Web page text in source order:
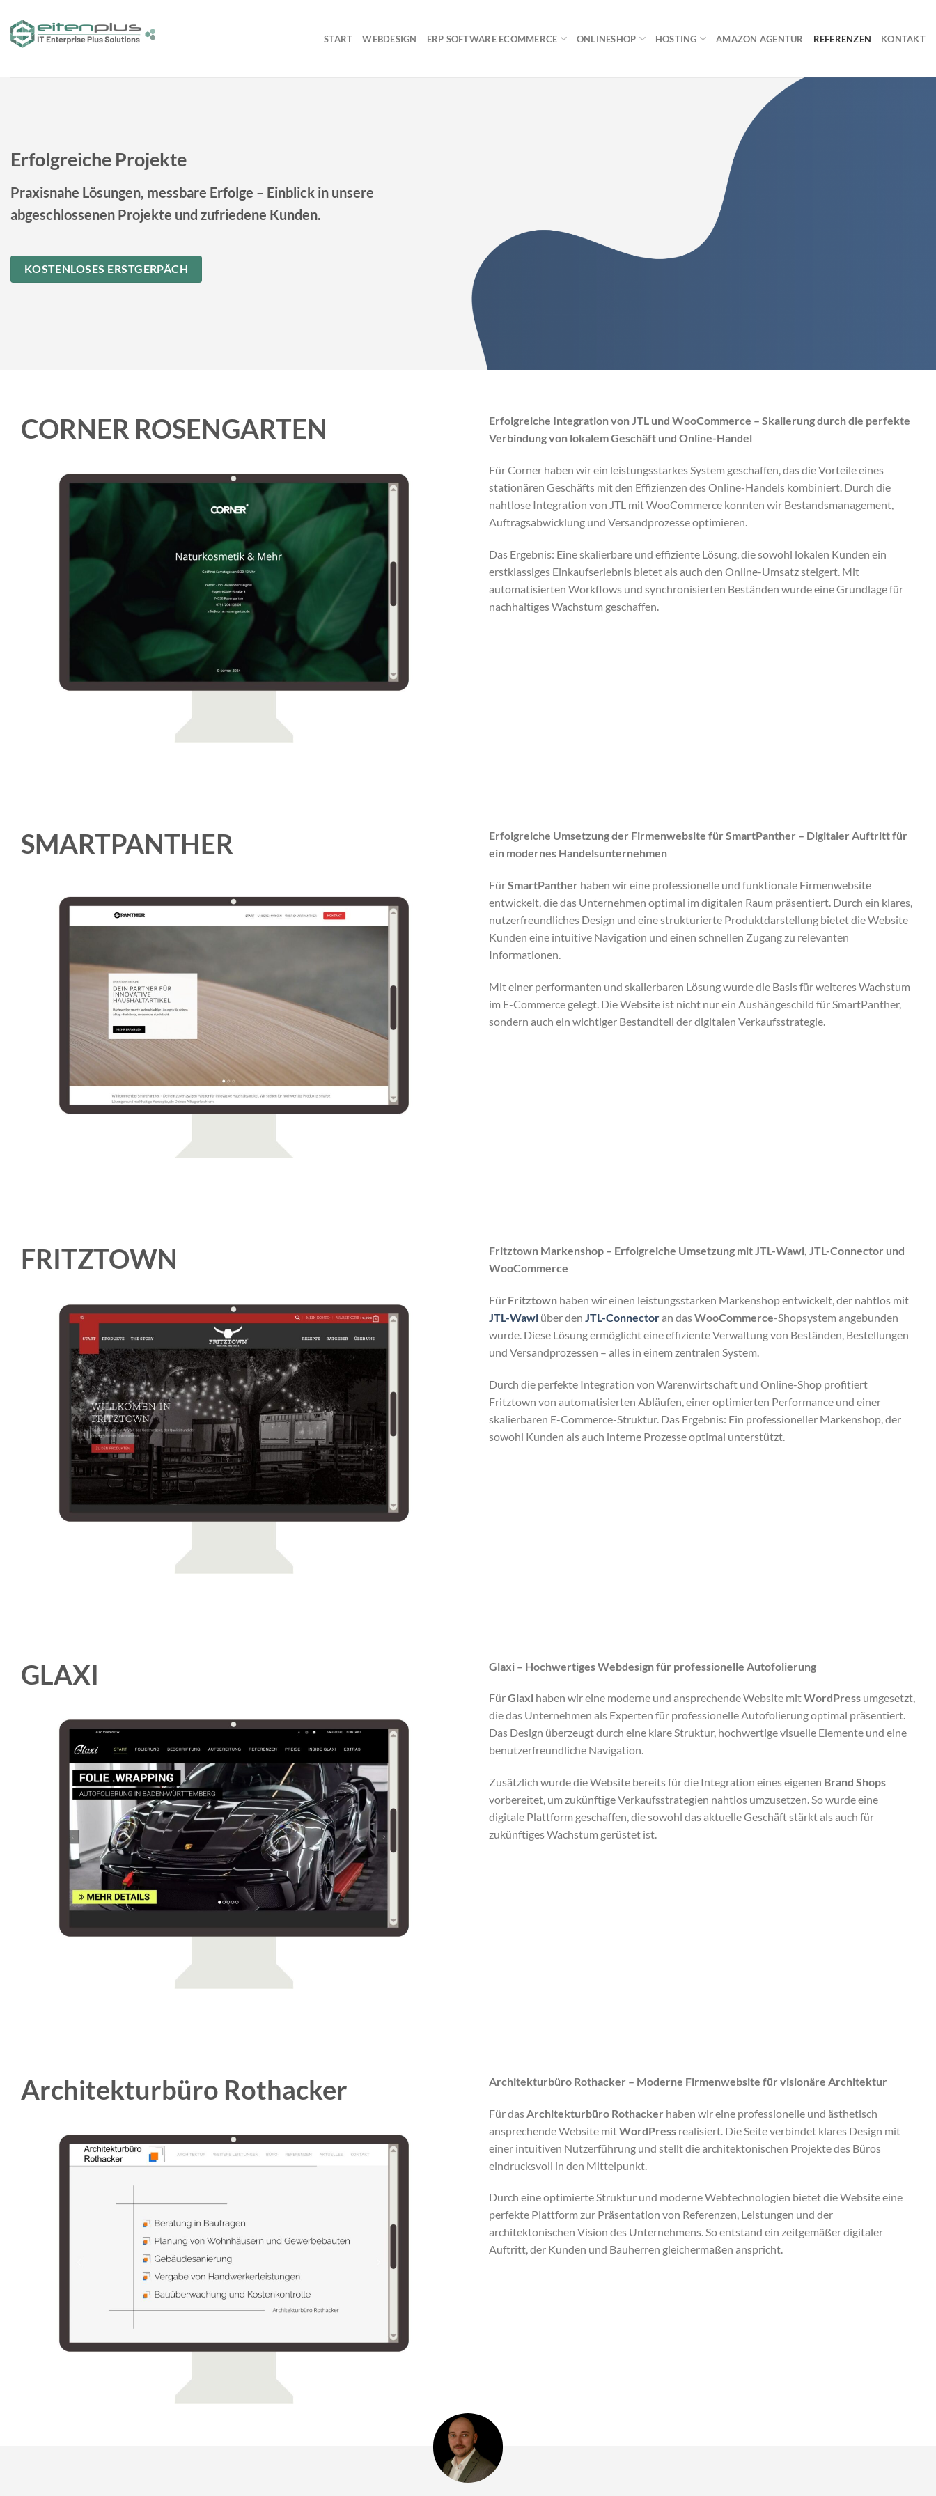
Inhalt
springen
START WEBDESIGN ERP SOFTWARE ECOMMERCE ONLINESHOP HOSTING AMAZON AGENTUR REFERENZEN KONTAKT
Erfolgreiche Projekte
Praxisnahe Lösungen, messbare Erfolge – Einblick in unsere
abgeschlossenen Projekte und zufriedene Kunden.
KOSTENLOSES ERSTGERPÄCH
CORNER ROSENGARTEN
Erfolgreiche Integration von JTL und WooCommerce – Skalierung durch die perfekte
Verbindung von lokalem Geschäft und Online-Handel
Für Corner haben wir ein leistungsstarkes System geschaffen, das die Vorteile eines
stationären Geschäfts mit den Effizienzen des Online-Handels kombiniert. Durch die
nahtlose Integration von JTL mit WooCommerce konnten wir Bestandsmanagement,
Auftragsabwicklung und Versandprozesse optimieren.
Das Ergebnis: Eine skalierbare und effiziente Lösung, die sowohl lokalen Kunden ein
erstklassiges Einkaufserlebnis bietet als auch den Online-Umsatz steigert. Mit
automatisierten Workflows und synchronisierten Beständen wurde eine Grundlage für
nachhaltiges Wachstum geschaffen.
SMARTPANTHER
Erfolgreiche Umsetzung der Firmenwebsite für SmartPanther – Digitaler Auftritt für
ein modernes Handelsunternehmen
FürSmartPanther haben wir eine professionelle und funktionale Firmenwebsite
entwickelt, die das Unternehmen optimal im digitalen Raum präsentiert. Durch ein klares,
nutzerfreundliches Design und eine strukturierte Produktdarstellung bietet die Website
Kunden eine intuitive Navigation und einen schnellen Zugang zu relevanten
Informationen.
Mit einer performanten und skalierbaren Lösung wurde die Basis für weiteres Wachstum
im E-Commerce gelegt. Die Website ist nicht nur ein Aushängeschild für SmartPanther,
sondern auch ein wichtiger Bestandteil der digitalen Verkaufsstrategie.
FRITZTOWN
Fritztown Markenshop – Erfolgreiche Umsetzung mit JTL-Wawi, JTL-Connector und
WooCommerce
Für Fritztown haben wir einen leistungsstarken Markenshop entwickelt, der nahtlos mit
JTL-Wawi über den JTL-Connectoran dasWooCommerce-Shopsystem angebunden
wurde. Diese Lösung ermöglicht eine effiziente Verwaltung von Beständen, Bestellungen
und Versandprozessen – alles in einem zentralen System.
Durch die perfekte Integration von Warenwirtschaft und Online-Shop profitiert
Fritztown von automatisierten Abläufen, einer optimierten Performance und einer
skalierbaren E-Commerce-Struktur. Das Ergebnis: Ein professioneller Markenshop, der
sowohl Kunden als auch interne Prozesse optimal unterstützt.
GLAXI Glaxi – Hochwertiges Webdesign für professionelle Autofolierung
FürGlaxi haben wir eine moderne und ansprechende Website mitWordPress umgesetzt,
die das Unternehmen als Experten für professionelle Autofolierung optimal präsentiert.
Das Design überzeugt durch eine klare Struktur, hochwertige visuelle Elemente und eine
benutzerfreundliche Navigation.
Zusätzlich wurde die Website bereits für die Integration eines eigenen Brand Shops
vorbereitet, um zukünftige Verkaufsstrategien nahtlos umzusetzen. So wurde eine
digitale Plattform geschaffen, die sowohl das aktuelle Geschäft stärkt als auch für
zukünftiges Wachstum gerüstet ist.
Architekturbüro Rothacker Architekturbüro Rothacker – Moderne Firmenwebsite für visionäre Architektur
Für das Architekturbüro Rothacker haben wir eine professionelle und ästhetisch
ansprechende Website mitWordPress realisiert. Die Seite verbindet klares Design mit
einer intuitiven Nutzerführung und stellt die architektonischen Projekte des Büros
eindrucksvoll in den Mittelpunkt.
Durch eine optimierte Struktur und moderne Webtechnologien bietet die Website eine
perfekte Plattform zur Präsentation von Referenzen, Leistungen und der
architektonischen Vision des Unternehmens. So entstand ein zeitgemäßer digitaler
Auftritt, der Kunden und Bauherren gleichermaßen anspricht.